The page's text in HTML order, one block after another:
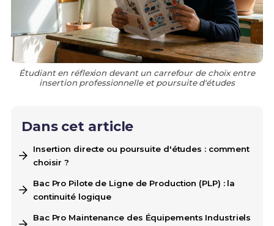
Étudiant en réflexion devant un carrefour de choix entre
insertion professionnelle et poursuite d'études
Dans cet article
Insertion directe ou poursuite d'études : comment
choisir ?
Bac Pro Pilote de Ligne de Production (PLP) : la
continuité logique
Bac Pro Maintenance des Équipements Industriels